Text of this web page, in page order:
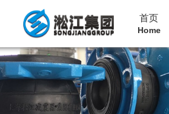
首页
Home